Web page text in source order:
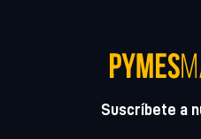
Suscríbete a